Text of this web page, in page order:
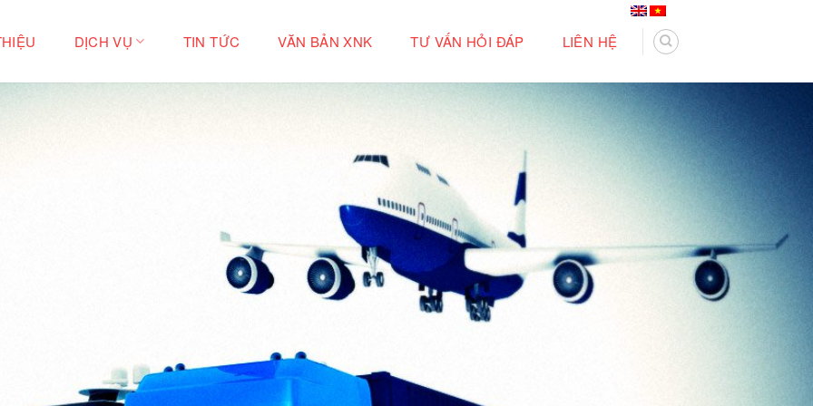
DỊCH VỤ TIN TỨC VĂN BẢN XNK TƯ VẤN HỎI ĐÁP LIÊN HỆ